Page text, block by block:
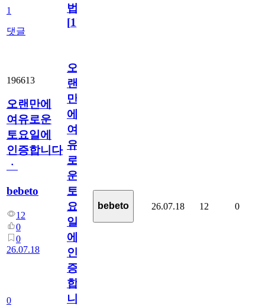
1
댓글
법
[1]
196613
오랜만에
여유로운
토요일에
인증합니다
ㆍ
bebeto
12
0
0
26.07.18
0
오
랜
만
에
여
유
로
운
토
요
일
에
인
증
합
니
bebeto 26.07.18 12 0